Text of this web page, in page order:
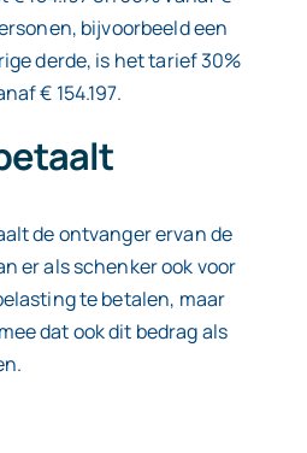
bijvoorbeeld een
derde, is het tarief 30%
€ 154.197.
de ontvanger ervan de
er als schenker ook voor
te betalen, maar
dat ook dit bedrag als